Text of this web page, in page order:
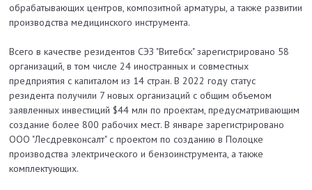
обрабатывающих центров, композитной арматуры, а также развитии
производства медицинского инструмента.
Всего в качестве резидентов СЭЗ "Витебск" зарегистрировано 58
организаций, в том числе 24 иностранных и совместных
предприятия с капиталом из 14 стран. В 2022 году статус
резидента получили 7 новых организаций с общим объемом
заявленных инвестиций $44 млн по проектам, предусматривающим
создание более 800 рабочих мест. В январе зарегистрировано
ООО "Лесдревконсалт" с проектом по созданию в Полоцке
производства электрического и бензоинструмента, а также
комплектующих.